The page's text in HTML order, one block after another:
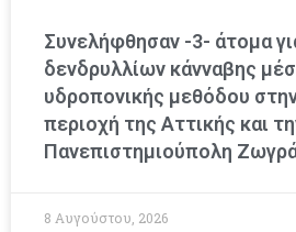
Συνελήφθησαν -3- άτομα
δενδρυλλίων κάνναβης
υδροπονικής μεθόδου
περιοχή της Αττικής και
Πανεπιστημιούπολη
8 Αυγούστου, 2026